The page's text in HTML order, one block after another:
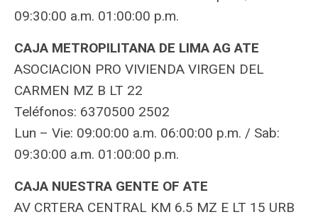
09:30:00 a.m. 01:00:00 p.m.
CAJA METROPILITANA DE LIMA AG ATE
ASOCIACION PRO VIVIENDA VIRGEN DEL
CARMEN MZ B LT 22
Teléfonos: 6370500 2502
Lun – Vie: 09:00:00 a.m. 06:00:00 p.m. / Sab:
09:30:00 a.m. 01:00:00 p.m.
CAJA NUESTRA GENTE OF ATE
AV CRTERA CENTRAL KM 6.5 MZ E LT 15 URB